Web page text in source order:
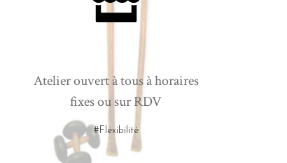
Atelier ouvert à tous à horaires
fixes ou sur RDV
#Flexibilité